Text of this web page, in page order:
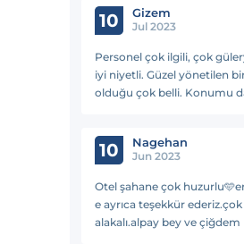
10 Gizem
Jul 2023
Personel çok ilgili, çok
iyi niyetli. Güzel yönetilen
olduğu çok belli. Konumu
10 Nagehan
Jun 2023
Otel şahane çok
e ayrıca teşekkür
alakalı.alpay bey ve çiğdem